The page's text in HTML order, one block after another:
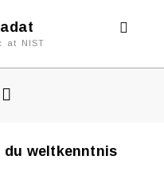
at NIST
du weltkenntnis